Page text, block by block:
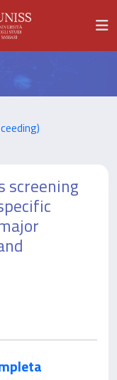
screening